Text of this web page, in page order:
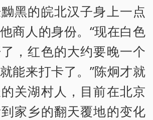
黑的皖北汉子身上一点
商人的身份。“现在白色
，红色的大约要晚一个
能来打卡了。”陈炯才就
关湖村人，目前在北京
家乡的翻天覆地的变化